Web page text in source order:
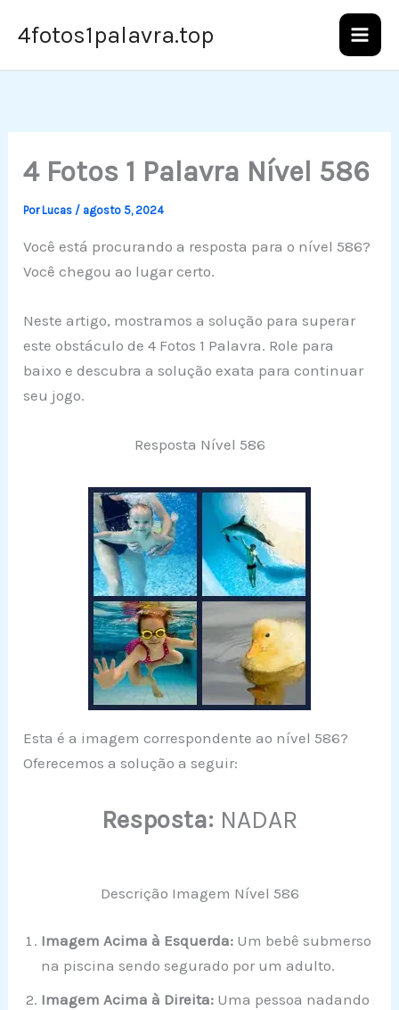
para4fotos1palavra.top
4 Fotos 1 Palavra Nível 586
PorLucas / agosto 5, 2024
Você está procurando a resposta para o nível 586?
Você chegou ao lugar certo.
Neste artigo, mostramos a solução para superar
este obstáculo de 4 Fotos 1 Palavra. Role para
baixo e descubra a solução exata para continuar
seu jogo.
Resposta Nível 586
Esta é a imagem correspondente ao nível 586?
Oferecemos a solução a seguir:
Resposta: NADAR
Descrição Imagem Nível 586
Imagem Acima à Esquerda: Um bebê submerso
na piscina sendo segurado por um adulto.
Imagem Acima à Direita: Uma pessoa nadando